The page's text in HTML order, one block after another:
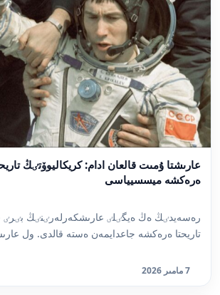
عارىشتا ۇمىت قالعان ادام: كريكاليوۆتٸڭ
ەرەكشە ميسسيياسى
رەسەيدٸڭ ەڭ ەيگٸلٸ عارىشكەرلەرٸنٸڭ بٸرٸ
تاريحتا ەرەكشە جاعدايمەن ەستە قالدى. ول
7 مامىر 2026